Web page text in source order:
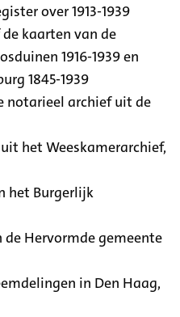
over 1913-1939
kaarten van de
1916-1939 en
1845-1939
notarieel archief uit de
het Weeskamerarchief,
het Burgerlijk
Hervormde gemeente
in Den Haag,